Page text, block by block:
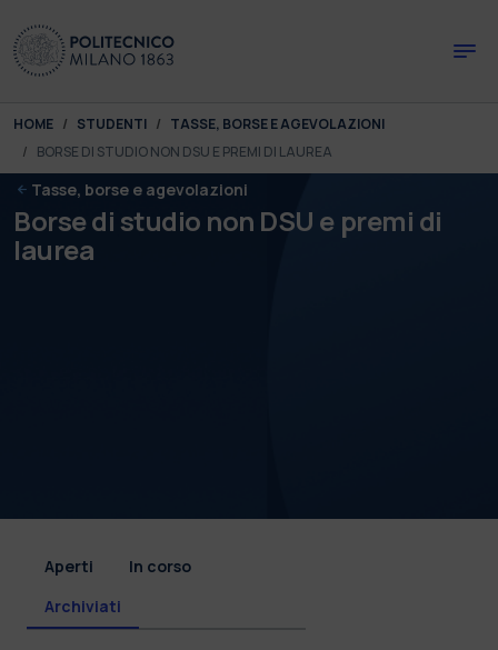
You are here:
HOME STUDENTI
TASSE, BORSE E AGEVOLAZIONI
BORSE DI STUDIO NON DSU E PREMI DI LAUREA
Tasse, borse e agevolazioni
Borse di studio non DSU e premi di
laurea
Aperti
In corso
Archiviati